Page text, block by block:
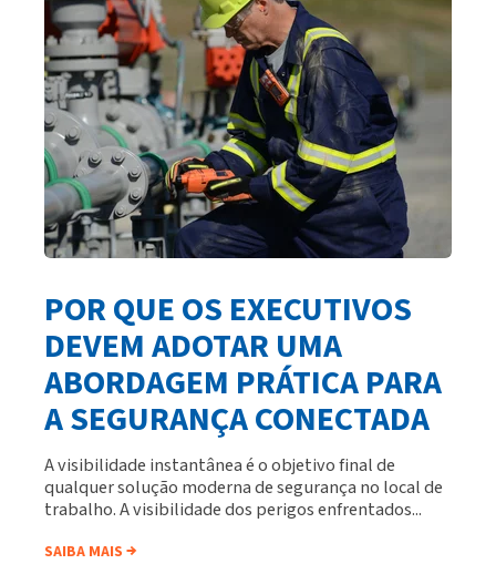
POR QUE OS EXECUTIVOS
DEVEM ADOTAR UMA
ABORDAGEM PRÁTICA PARA
A SEGURANÇA CONECTADA
A visibilidade instantânea é o objetivo final de
qualquer solução moderna de segurança no local de
trabalho. A visibilidade dos perigos enfrentados...
SAIBA MAIS